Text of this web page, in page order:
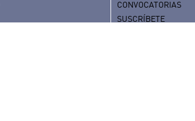
CONVOCATORIAS
SUSCRÍBETE